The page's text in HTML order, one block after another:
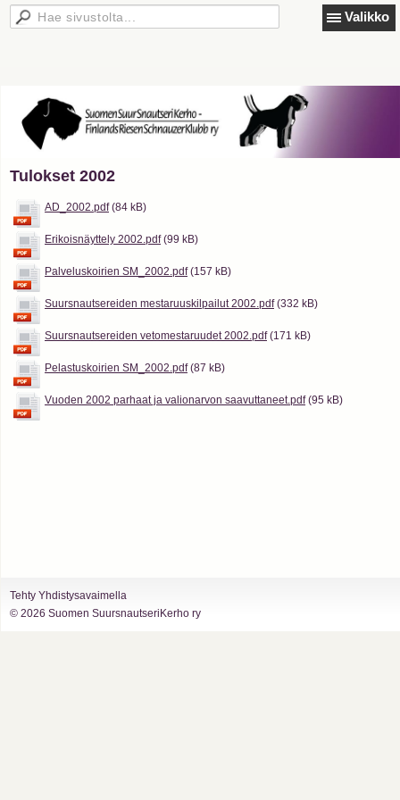
Valikko
Tulokset 2002
AD_2002.pdf (84 kB)
Erikoisnäyttely 2002.pdf (99 kB)
Palveluskoirien SM_2002.pdf (157 kB)
Suursnautsereiden mestaruuskilpailut 2002.pdf (332 kB)
Suursnautsereiden vetomestaruudet 2002.pdf (171 kB)
Pelastuskoirien SM_2002.pdf (87 kB)
Vuoden 2002 parhaat ja valionarvon saavuttaneet.pdf (95 kB)
Tehty Yhdistysavaimella
© 2026 Suomen SuursnautseriKerho ry